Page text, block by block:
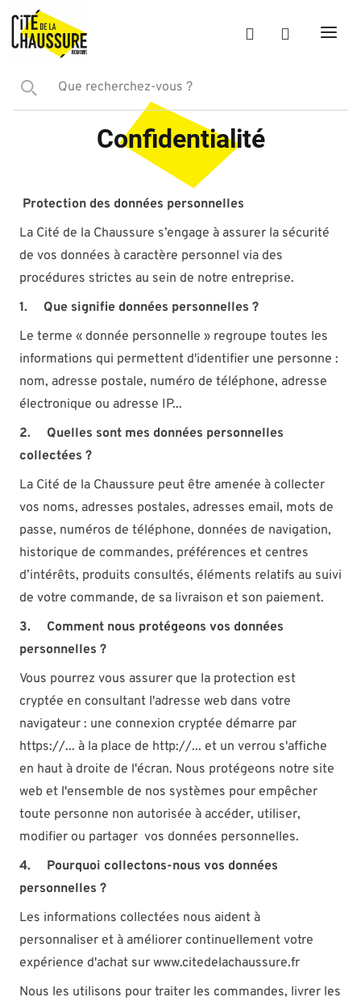
Confidentialité
Protection des données personnelles
La Cité de la Chaussure s’engage à assurer la sécurité
de vos données à caractère personnel via des
procédures strictes au sein de notre entreprise.
1.
Que signifie données personnelles ?
Le terme « donnée personnelle » regroupe toutes les
informations qui permettent d'identifier une personne :
nom, adresse postale, numéro de téléphone, adresse
électronique ou adresse IP...
2.
Quelles sont mes données personnelles
collectées ?
La Cité de la Chaussure peut être amenée à collecter
vos noms, adresses postales, adresses email, mots de
passe, numéros de téléphone, données de navigation,
historique de commandes, préférences et centres
d’intérêts, produits consultés, éléments relatifs au suivi
de votre commande, de sa livraison et son paiement.
3.
Comment nous protégeons vos données
personnelles ?
Vous pourrez vous assurer que la protection est
cryptée en consultant l'adresse web dans votre
navigateur : une connexion cryptée démarre par
https://... à la place de http://... et un verrou s'affiche
en haut à droite de l'écran. Nous protégeons notre site
web et l'ensemble de nos systèmes pour empêcher
toute personne non autorisée à accéder, utiliser,
modifier ou partager vos données personnelles.
4. Pourquoi collectons-nous vos données
personnelles ?
Les informations collectées nous aident à
personnaliser et à améliorer continuellement votre
expérience d'achat sur www.citedelachaussure.fr
Nous les utilisons pour traiter les commandes, livrer les